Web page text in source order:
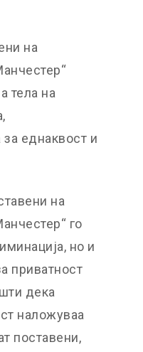
на
тела на
еднаквост и
на
го
но и
приватност
дека
наложуваа
поставени,